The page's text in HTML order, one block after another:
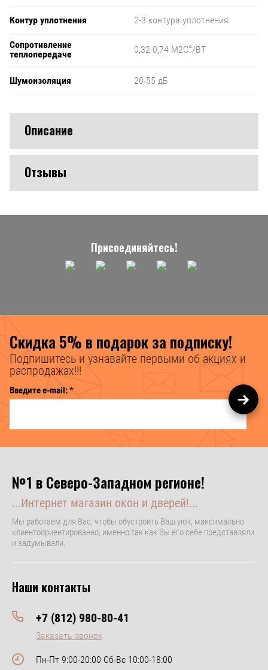
Контур уплотнения 2-3 контура уплотнения
Сопротивление
теплопередаче
0,32-0,74 М2С°/ВТ
Шумоизоляция 20-55 дБ
Описание
Отзывы
Присоединяйтесь!
Скидка 5% в подарок за подписку!
Подпишитесь и узнавайте первыми об акциях и
распродажах!!!
Введите e-mail:*
№1 в Северо-Западном регионе!
...Интернет магазин окон и дверей!...
Мы работаем для Вас, чтобы обустроить Ваш уют, максимально
клиентоориентированно, именно так как Вы его себе представляли
и задумывали.
Наши контакты
+7 (812) 980-80-41
Заказать звонок
Пн-Пт 9:00-20:00 Сб-Вс 10:00-18:00